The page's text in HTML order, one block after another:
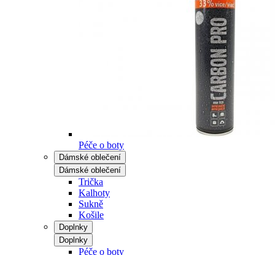
Péče o boty
Dámské oblečení
Dámské oblečení
Trička
Kalhoty
Sukně
Košile
Doplnky
Doplnky
Péče o boty